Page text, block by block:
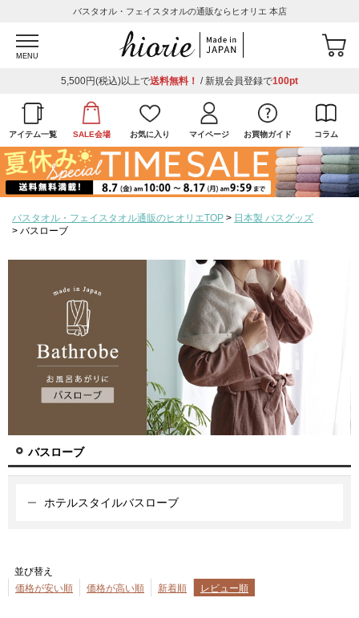
バスタオル・フェイスタオルの通販ならヒオリエ 本店
MENU
5,500円(税込)以上で送料無料！ / 新規会員登録で100pt
アイテム一覧 SALE会場 お気に入り マイページ お買物ガイド コラム
バスタオル・フェイスタオル通販のヒオリエTOP
日本製 バスグッズ
バスローブ
バスローブ
ホテルスタイルバスローブ
並び替え
価格が安い順
価格が高い順 新着順 レビュー順